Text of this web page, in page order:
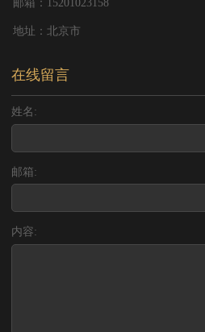
地址：北京市
在线留言
姓名:
邮箱:
内容: